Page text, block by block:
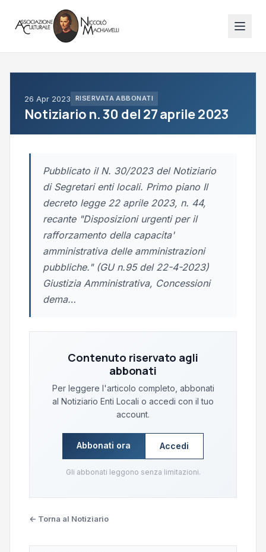
26 Apr 2023 RISERVATA ABBONATI
Notiziario n. 30 del 27 aprile 2023
Pubblicato il N. 30/2023 del Notiziario
di Segretari enti locali. Primo piano Il
decreto legge 22 aprile 2023, n. 44,
recante "Disposizioni urgenti per il
rafforzamento della capacita'
amministrativa delle amministrazioni
pubbliche." (GU n.95 del 22-4-2023)
Giustizia Amministrativa, Concessioni
dema…
Contenuto riservato agli
abbonati
Per leggere l'articolo completo, abbonati
al Notiziario Enti Locali o accedi con il tuo
account.
Abbonati ora Accedi
Gli abbonati leggono senza limitazioni.
← Torna al Notiziario